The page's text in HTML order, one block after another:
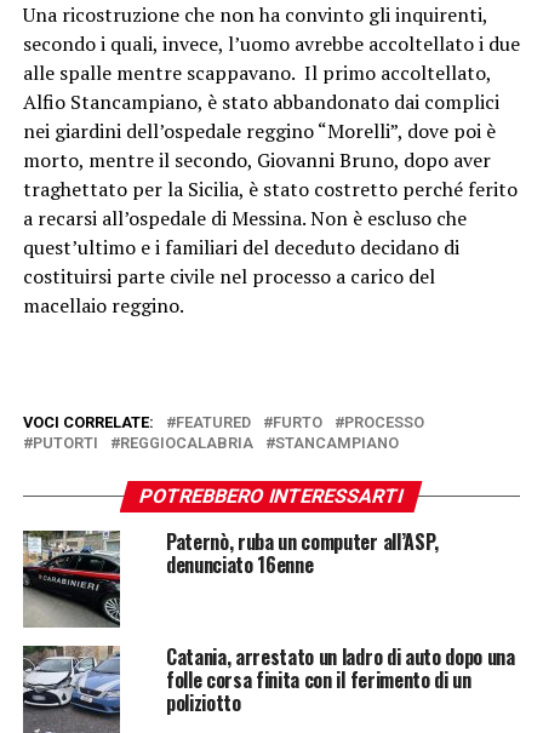
Una ricostruzione che non ha convinto gli inquirenti,
secondo i quali, invece, l’uomo avrebbe accoltellato i due
alle spalle mentre scappavano. Il primo accoltellato,
Alfio Stancampiano, è stato abbandonato dai complici
nei giardini dell’ospedale reggino “Morelli”, dove poi è
morto, mentre il secondo, Giovanni Bruno, dopo aver
traghettato per la Sicilia, è stato costretto perché ferito
a recarsi all’ospedale di Messina. Non è escluso che
quest’ultimo e i familiari del deceduto decidano di
costituirsi parte civile nel processo a carico del
macellaio reggino.
VOCI CORRELATE: FEATURED FURTO
PROCESSO
PUTORTI
REGGIOCALABRIA STANCAMPIANO
POTREBBERO INTERESSARTI
Paternò, ruba un computer all’ASP,
denunciato 16enne
Catania, arrestato un ladro di auto dopo una
folle corsa finita con il ferimento di un
poliziotto